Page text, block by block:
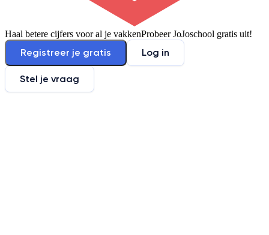
Haal betere cijfers voor al je vakkenProbeer JoJoschool gratis uit!
Registreer je gratis Log in
Stel je vraag